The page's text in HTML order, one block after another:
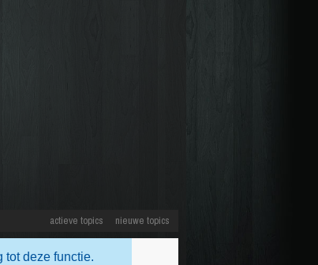
actieve topics nieuwe topics
tot deze functie.